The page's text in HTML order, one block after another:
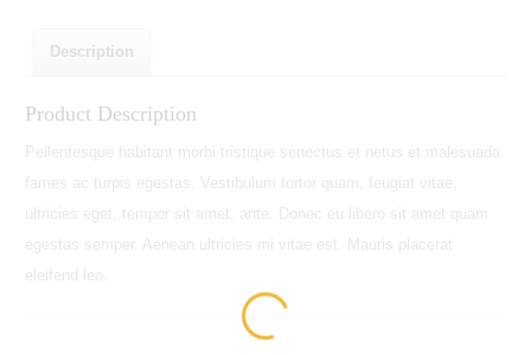
Description
Product Description
Pellentesque habitant morbi tristique senectus et netus et malesuada
fames ac turpis egestas. Vestibulum tortor quam, feugiat vitae,
ultricies eget, tempor sit amet, ante. Donec eu libero sit amet quam
egestas semper. Aenean ultricies mi vitae est. Mauris placerat
eleifend leo.